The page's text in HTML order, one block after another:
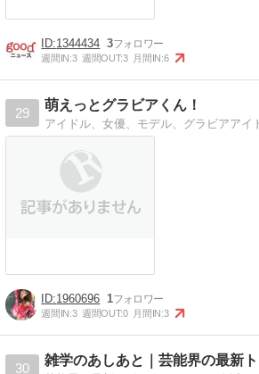
1344434 3
週間IN:3 週間OUT:3 月間IN:6
29
萌えっとグラビアくん！
1960696 1
週間IN:3 週間OUT:0 月間IN:3
30